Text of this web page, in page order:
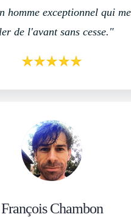
homme exceptionnel qui
de l'avant sans cesse."
François Chambon